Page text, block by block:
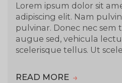
Lorem ipsum dolor sit
adipiscing elit. Nam
pulvinar. Donec nec sem
augue sed, vehicula
scelerisque tellus. Ut
READ MORE